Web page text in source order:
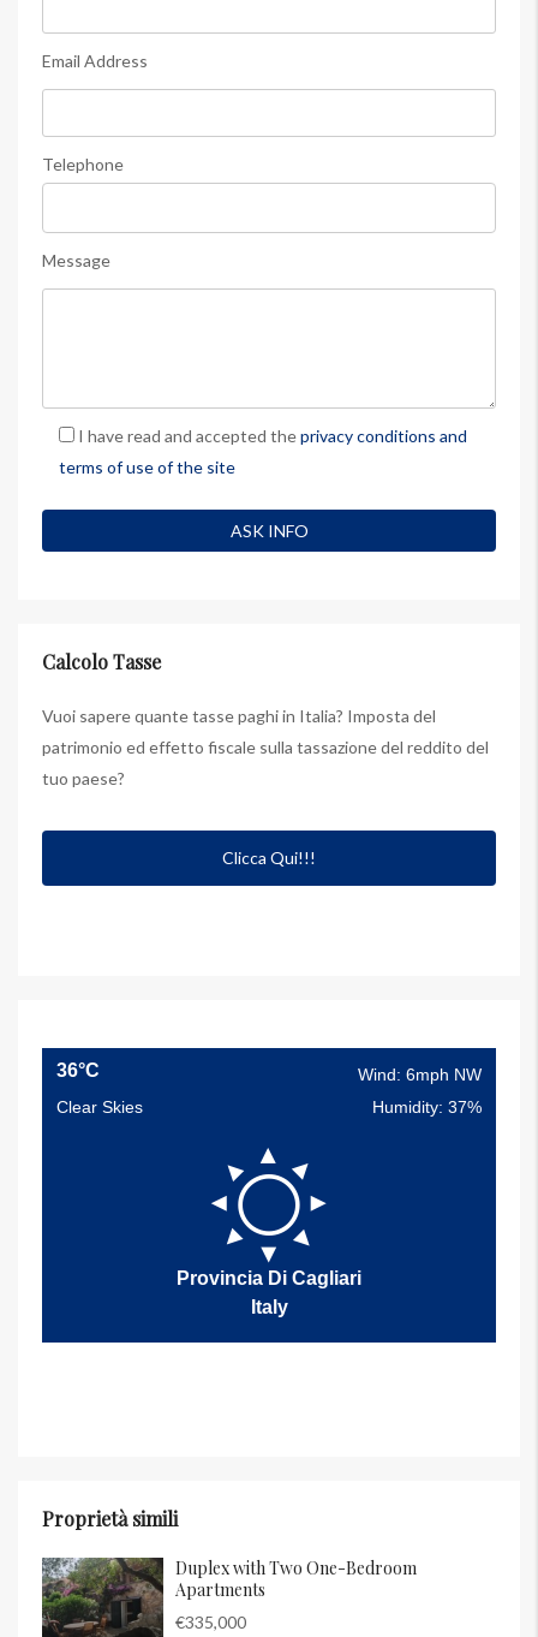
Email Address
Telephone
Message
I have read and accepted theprivacy conditions and
terms of use of the site
Calcolo Tasse
Vuoi sapere quante tasse paghi in Italia? Imposta del
patrimonio ed effetto fiscale sulla tassazione del reddito del
tuo paese?
Clicca Qui!!!
36°C
Wind: 6mph NW
Clear Skies
Humidity: 37%
Provincia Di Cagliari
Italy
Proprietà simili
Duplex with Two One-Bedroom
Apartments
€335,000